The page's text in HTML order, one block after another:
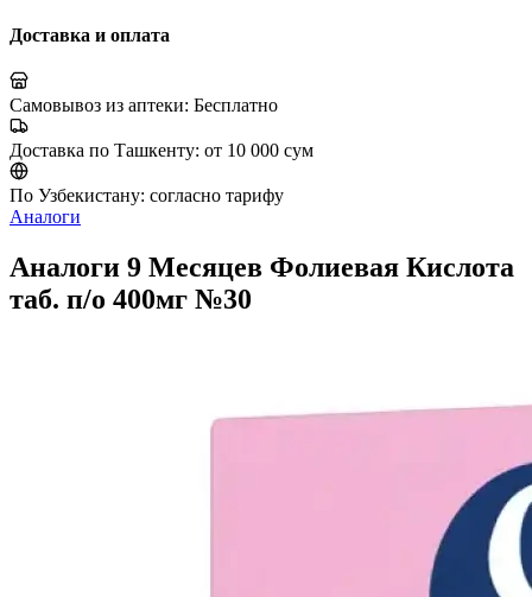
Доставка и оплата
Самовывоз из аптеки: Бесплатно
Доставка по Ташкенту: от 10 000 сум
По Узбекистану: согласно тарифу
Аналоги
Аналоги 9 Месяцев Фолиевая Кислота
таб. п/о 400мг №30